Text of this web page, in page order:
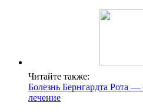
Читайте также:
Болезнь Бернгардта Рота
лечение